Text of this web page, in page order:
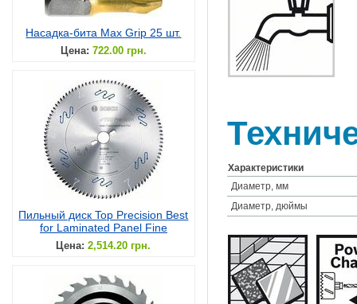
Насадка-бита Max Grip 25 шт.
Цена: 722.00 грн.
Пильный диск Top Precision Best
for Laminated Panel Fine
Цена: 2,514.20 грн.
Характеристики
Диаметр, мм
Диаметр, дюймы